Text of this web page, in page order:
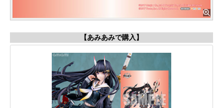
【あみあみで購入】